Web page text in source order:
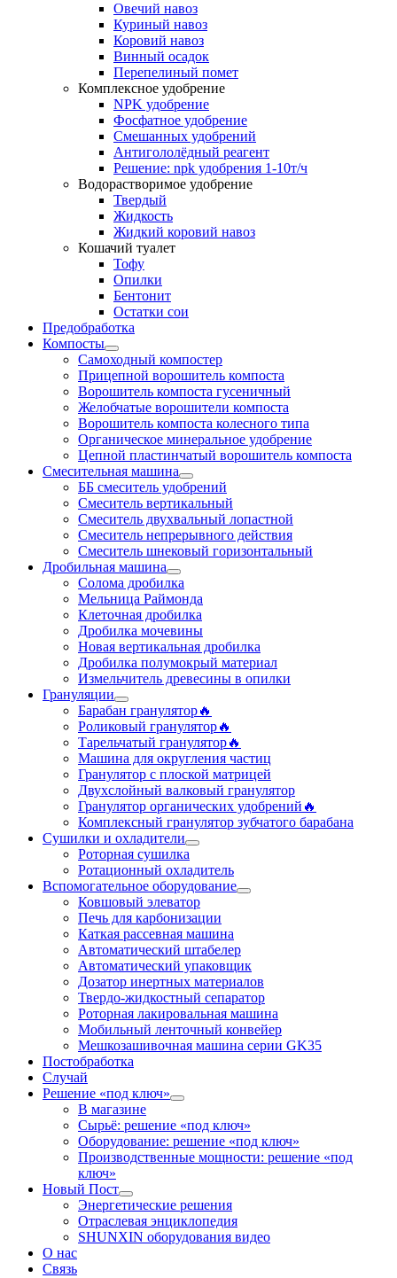
Овечий навоз
Куриный навоз
Коровий навоз
Винный осадок
Перепелиный помет
Комплексное удобрение
NPK удобрение
Фосфатное удобрение
Смешанных удобрений
Антигололёдный реагент
Решение: npk удобрения 1-10т/ч
Водорастворимое удобрение
Твердый
Жидкость
Жидкий коровий навоз
Кошачий туалет
Тофу
Опилки
Бентонит
Остатки сои
Предобработка
Компосты
Cамоходный компостер
Прицепной ворошитель компоста
Ворошитель компоста гусеничный
Желобчатые ворошители компоста
Ворошитель компоста колесного типа
Органическое минеральное удобрение
Цепной пластинчатый ворошитель компоста
Смесительная машина
ББ смеситель удобрений
Смеситель вертикальный
Смеситель двухвальный лопастной
Смеситель непрерывного действия
Смеситель шнековый горизонтальный
Дробильная машина
Солома дробилка
Мельница Раймонда
Клеточная дробилка
Дробилка мочевины
Новая вертикальная дробилка
Дробилка полумокрый материал
Измельчитель древесины в опилки
Грануляции
Барабан гранулятор🔥
Роликовый гранулятор🔥
Тарельчатый гранулятор🔥
Машина для округления частиц
Гранулятор с плоской матрицей
Двухслойный валковый гранулятор
Гранулятор органических удобрений🔥
Комплексный гранулятор зубчатого барабана
Сушилки и охладители
Роторная сушилка
Ротационный охладитель
Вспомогательное оборудование
Ковшовый элеватор
Печь для карбонизации
Каткая рассевная машина
Автоматический штабелер
Автоматический упаковщик
Дозатор инертных материалов
Твердо-жидкостный сепаратор
Роторная лакировальная машина
Мобильный ленточный конвейер
Мешкозашивочная машина серии GK35
Постобработка
Случай
Решение «под ключ»
В магазине
Сырьё: решение «под ключ»
Оборудование: решение «под ключ»
Производственные мощности: решение «под
ключ»
Новый Пост
Энергетические решения
Отраслевая энциклопедия
SHUNXIN оборудования видео
О нас
Связь